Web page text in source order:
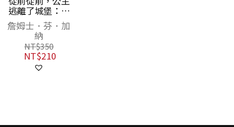
逃離了城堡：風
靡全球三十年的
政治正確童話經
典
詹姆士．芬．加
納
NT$350
NT$210